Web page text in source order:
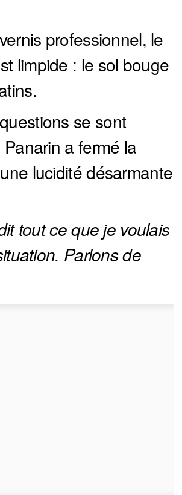
professionnel, le
limpide : le sol bouge
se sont
a fermé la
lucidité désarmante
tout ce que je voulais
Parlons de